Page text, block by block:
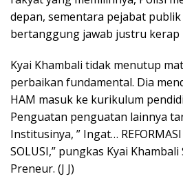
depan, sementara pejabat
bertanggung jawab justru kerap
Kyai Khambali tidak menutup
perbaikan fundamental. Dia
HAM masuk ke kurikulum
Penguatan penguatan lainnya
Institusinya, ” Ingat…
SOLUSI,” pungkas Kyai
Preneur. (J J)